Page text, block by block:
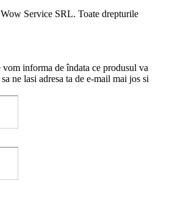
Service SRL. Toate drepturile
vom informa de îndata ce produsul va
ne lasi adresa ta de e-mail mai jos si